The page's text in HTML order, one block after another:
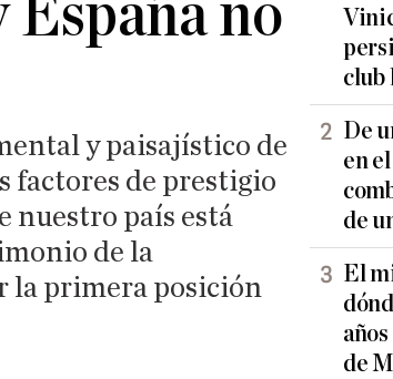
no
y paisajístico de
factores de prestigio
nuestro país está
de la
la primera posición
club
De
en
de
El
de